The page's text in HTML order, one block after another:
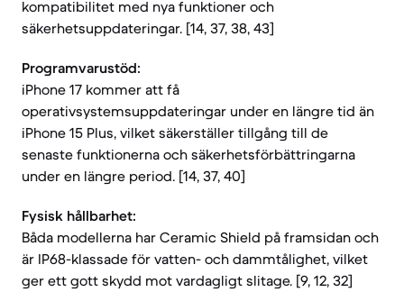
kompatibilitet med nya funktioner och
säkerhetsuppdateringar. [14, 37, 38, 43]
Programvarustöd:
iPhone 17 kommer att få
operativsystemsuppdateringar under en längre tid än
iPhone 15 Plus, vilket säkerställer tillgång till de
senaste funktionerna och säkerhetsförbättringarna
under en längre period. [14, 37, 40]
Fysisk hållbarhet:
Båda modellerna har Ceramic Shield på framsidan och
är IP68-klassade för vatten- och dammtålighet, vilket
ger ett gott skydd mot vardagligt slitage. [9, 12, 32]